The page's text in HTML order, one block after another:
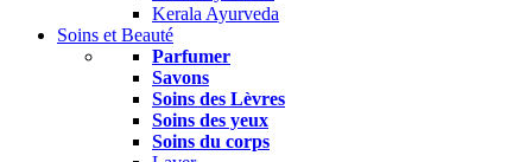
Kerala Ayurveda
Soins et Beauté
Parfumer
Savons
Soins des Lèvres
Soins des yeux
Soins du corps